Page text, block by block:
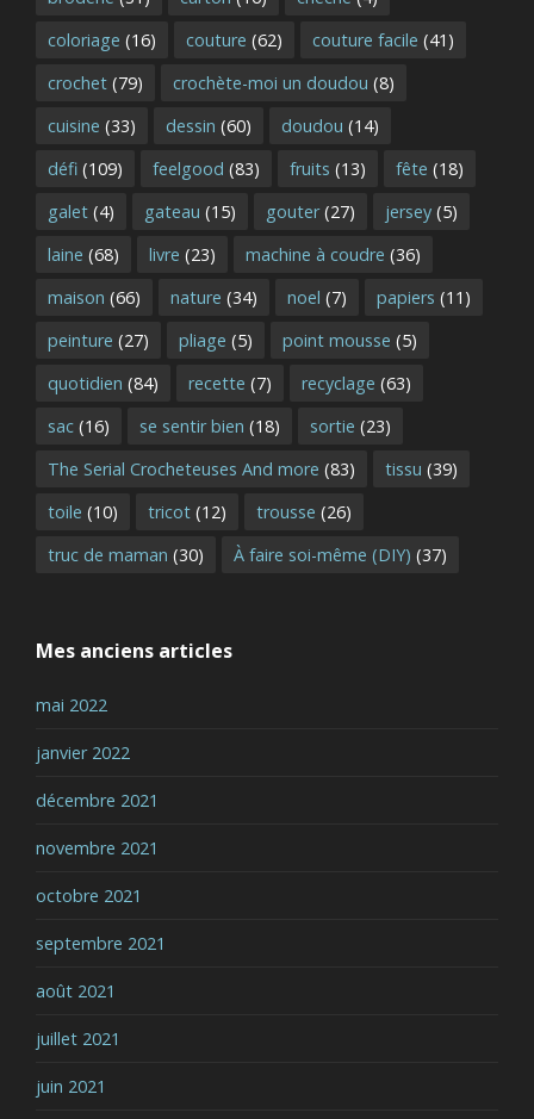
coloriage (16) couture (62) couture facile (41)
crochet (79) crochète-moi un doudou (8)
cuisine (33) dessin (60) doudou (14)
défi (109) feelgood (83) fruits (13) fête (18)
galet (4) gateau (15) gouter(27) jersey (5)
laine (68) livre (23) machine à coudre (36)
maison (66) nature (34) noel (7) papiers (11)
peinture (27) pliage (5) point mousse (5)
quotidien (84) recette (7) recyclage (63)
sac (16) se sentir bien (18) sortie (23)
The Serial Crocheteuses And more (83) tissu (39)
toile (10) tricot (12) trousse (26)
truc de maman (30) À faire soi-même (DIY) (37)
Mes anciens articles
mai 2022
janvier 2022
décembre 2021
novembre 2021
octobre 2021
septembre 2021
août 2021
juillet 2021
juin 2021